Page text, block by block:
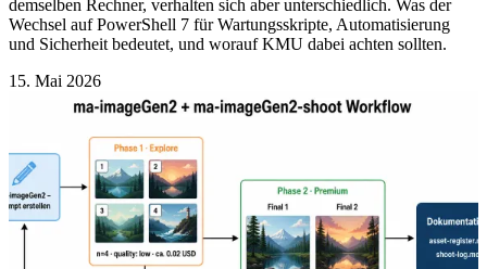
demselben Rechner, verhalten sich aber unterschiedlich. Was der
Wechsel auf PowerShell 7 für Wartungsskripte, Automatisierung
und Sicherheit bedeutet, und worauf KMU dabei achten sollten.
15. Mai 2026